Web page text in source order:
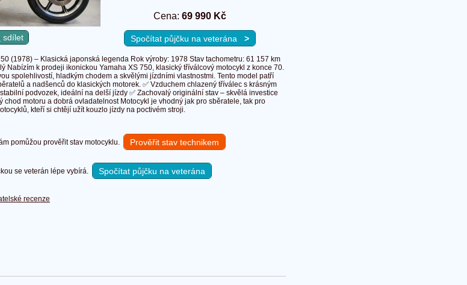
sdílet
Cena: 69 990 Kč
Spočítat půjčku na veterána >
(1978) – Klasická japonská legenda Rok výroby: 1978 Stav tachometru: 61 157 km
Nabízím k prodeji ikonickou Yamaha XS 750, klasický tříválcový motocykl z konce 70.
spolehlivostí, hladkým chodem a skvělými jízdními vlastnostmi. Tento model patří
a nadšenců do klasických motorek. ✅ Vzduchem chlazený tříválec s krásným
podvozek, ideální na delší jízdy ✅ Zachovalý originální stav – skvělá investice
chod motoru a dobrá ovladatelnost Motocykl je vhodný jak pro sběratele, tak pro
kteří si chtějí užít kouzlo jízdy na poctivém stroji.
pomůžou prověřit stav motocyklu. Prověřit stav technikem
se veterán lépe vybírá. Spočítat půjčku na veterána
recenze